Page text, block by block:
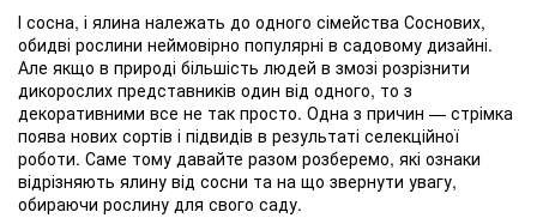
І сосна, і ялина належать до одного сімейства Соснових,
обидві рослини неймовірно популярні в садовому дизайні.
Але якщо в природі більшість людей в змозі розрізнити
дикорослих представників один від одного, то з
декоративними все не так просто. Одна з причин — стрімка
поява нових сортів і підвидів в результаті селекційної
роботи. Саме тому давайте разом розберемо, які ознаки
відрізняють ялину від сосни та на що звернути увагу,
обираючи рослину для свого саду.